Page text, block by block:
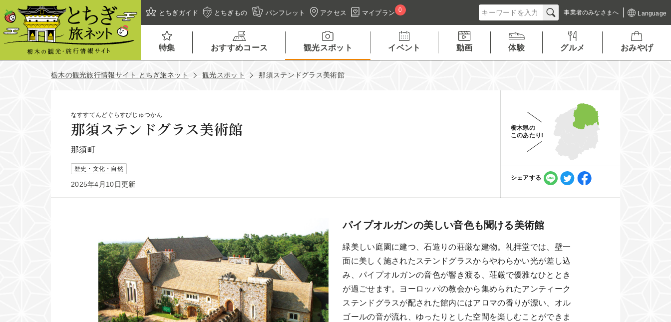
とちぎガイド とちぎもの パンフレット アクセス マイプラン 0 事業者のみなさまへ Language
特集 おすすめコース 観光スポット イベント 動画 体験 グルメ おみやげ
栃木の観光旅行情報サイト とちぎ旅ネット 観光スポット 那須ステンドグラス美術館
なすすてんどぐらすびじゅつかん
那須ステンドグラス美術館
那須町
歴史・文化・自然
2025年4月10日更新
栃木県の
このあたり!
シェアする
パイプオルガンの美しい音色も聞ける美術館
緑美しい庭園に建つ、石造りの荘厳な建物。礼拝堂では、壁一
面に美しく施されたステンドグラスからやわらかい光が差し込
み、パイプオルガンの音色が響き渡る、荘厳で優雅なひととき
が過ごせます。ヨーロッパの教会から集められたアンティーク
ステンドグラスが配された館内にはアロマの香りが漂い、オル
ゴールの音が流れ、ゆったりとした空間を楽しむことができま